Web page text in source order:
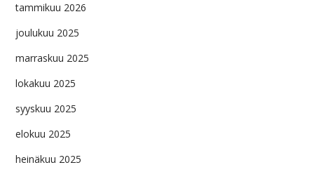
tammikuu 2026
joulukuu 2025
marraskuu 2025
lokakuu 2025
syyskuu 2025
elokuu 2025
heinäkuu 2025